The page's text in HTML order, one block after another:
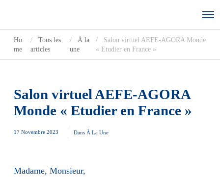
Ho
me
Tous les
articles
À la
une
Salon virtuel AEFE-AGORA Monde
« Etudier en France »
Salon virtuel AEFE-AGORA
Monde « Etudier en France »
17 Novembre 2023 Dans À La Une
Madame, Monsieur,